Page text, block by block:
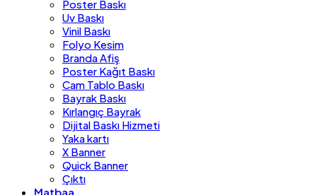
Poster Baskı
Uv Baskı
Vinil Baskı
Folyo Kesim
Branda Afiş
Poster Kağıt Baskı
Cam Tablo Baskı
Bayrak Baskı
Kırlangıç Bayrak
Dijital Baskı Hizmeti
Yaka kartı
X Banner
Quick Banner
Çıktı
Matbaa